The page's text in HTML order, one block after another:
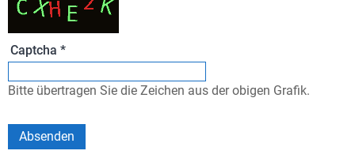
Captcha *
Bitte übertragen Sie die Zeichen aus der obigen Grafik.